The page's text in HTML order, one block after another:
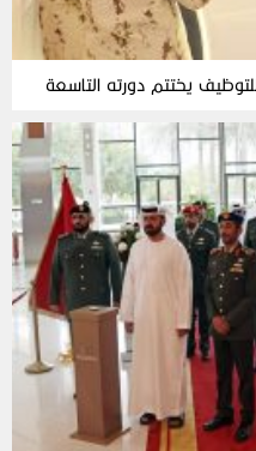
يختتم دورته التاسعة